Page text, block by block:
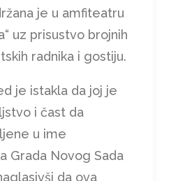
je u amfiteatru
uz prisustvo brojnih
radnika i gostiju.
je istakla da joj je
i čast da
u ime
Grada Novog Sada
da ova